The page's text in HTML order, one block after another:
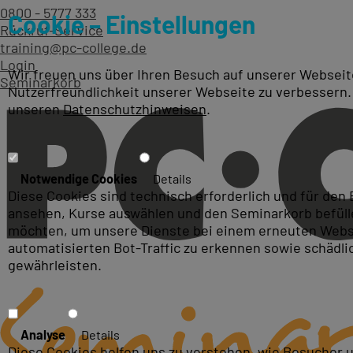
0800 - 5777 333
Rückruf-Service
training@pc-college.de
Login
Seminarkorb
Kurse zum Thema:
Cookie – Einstellungen
Wir freuen uns über Ihren Besuch auf unserer
Nutzerfreundlichkeit unserer Webseite zu
unserenDatenschutzhinweisen.
Notwendige Cookies Details
Diese Cookies sind technisch erforderlich und für
ansehen, Kurse auswählen und den Seminarkorb
möchten, um unsere Dienste bei einem erneuten
automatisierten Bot-Traffic zu erkennen sowie
gewährleisten.
Analyse Details